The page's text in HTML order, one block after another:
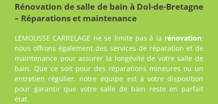
Rénovation de salle de bain à Dol-de-Bretagne
– Réparations et maintenance
LEMOUSSE CARRELAGE ne se limite pas à la rénovation;
nous offrons également des services de réparation et de
maintenance pour assurer la longévité de votre salle de
bain. Que ce soit pour des réparations mineures ou un
entretien régulier, notre équipe est à votre disposition
pour garantir que votre salle de bain reste en parfait
état.